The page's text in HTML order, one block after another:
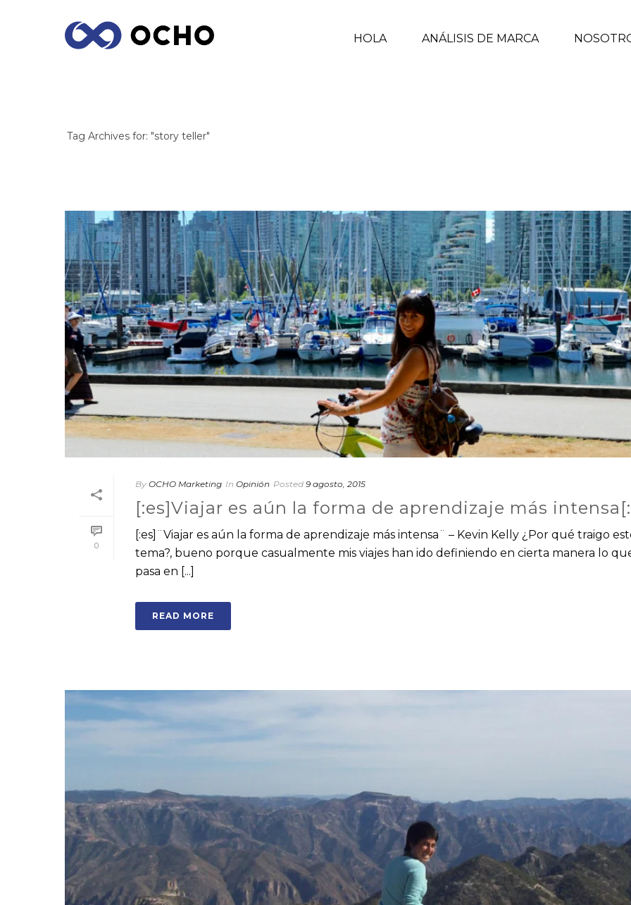
HOLA ANÁLISIS DE MARCA
Tag Archives for: "story teller"
0
By OCHO Marketing In Opinión Posted 9 agosto, 2015
[:es]Viajar es aún la forma de aprendizaje más
[:es]¨Viajar es aún la forma de aprendizaje más intensa¨ – Kevin Kelly ¿Por qué traigo
tema?, bueno porque casualmente mis viajes han ido definiendo en cierta manera lo
pasa en [...]
READ MORE